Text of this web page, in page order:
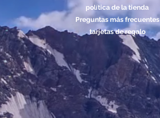
política de la tienda
Preguntas más frecuentes
tarjetas de regalo